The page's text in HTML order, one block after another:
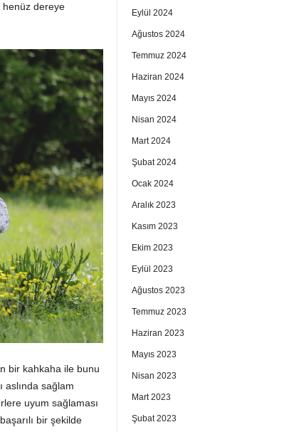
henüz dereye
bir kahkaha ile bunu
aslında sağlam
uyum sağlaması
bir şekilde
Eylül 2024
Ağustos 2024
Temmuz 2024
Haziran 2024
Mayıs 2024
Nisan 2024
Mart 2024
Şubat 2024
Ocak 2024
Aralık 2023
Kasım 2023
Ekim 2023
Eylül 2023
Ağustos 2023
Temmuz 2023
Haziran 2023
Mayıs 2023
Nisan 2023
Mart 2023
Şubat 2023